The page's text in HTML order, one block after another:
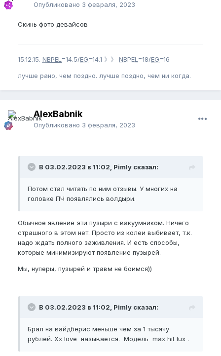
Опубликовано 3 февраля, 2023
Скинь фото девайсов
15.12.15. NBPEL =14.5/EG=14.1 》》 NBPEL =18/EG=16
лучше рано, чем поздно. лучше поздно, чем ни когда.
AlexBabnik
Опубликовано 3 февраля, 2023
В 03.02.2023 в 11:02, Pimly сказал:
Потом стал читать по ним отзывы. У многих на
головке ПЧ появлялись волдыри.
Обычное явление эти пузыри с вакуумником. Ничего
страшного в этом нет. Просто из колеи выбивает, т.к.
надо ждать полного заживления. И есть способы,
которые минимизируют появление пузырей.
Мы, нуперы, пузырей и травм не боимся))
В 03.02.2023 в 11:02, Pimly сказал:
Брал на вайдберис меньше чем за 1 тысячу
рублей. Xx love называется. Модель max hit lux .